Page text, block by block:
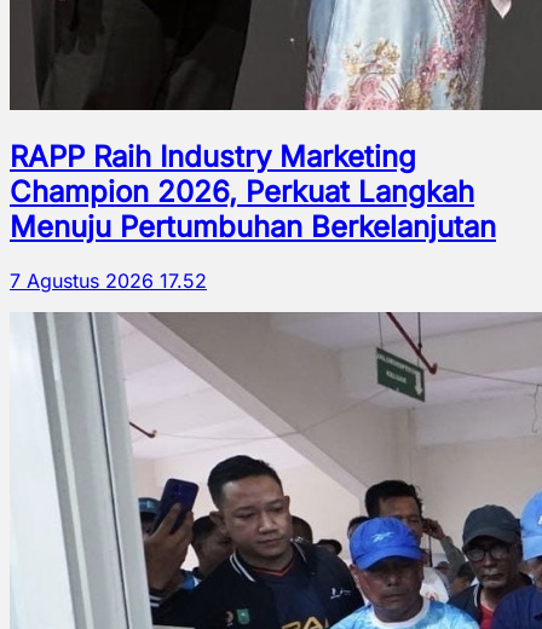
RAPP Raih Industry Marketing
Champion 2026, Perkuat Langkah
Menuju Pertumbuhan Berkelanjutan
7 Agustus 2026 17.52